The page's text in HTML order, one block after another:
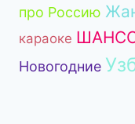
про Россию
караоке
Новогодние